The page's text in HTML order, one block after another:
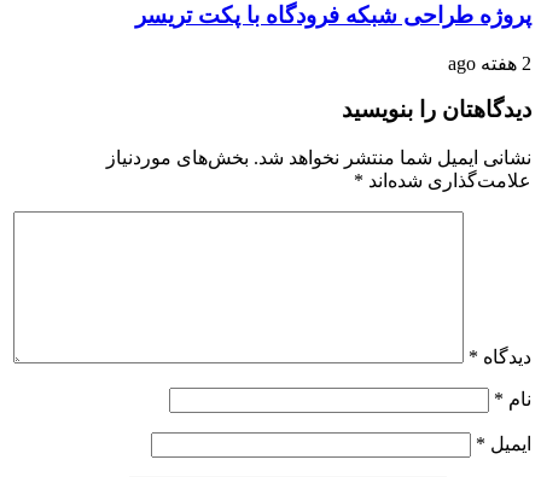
پروژه طراحی شبکه فرودگاه با پکت تریسر
2 هفته ago
دیدگاهتان را بنویسید
نشانی ایمیل شما منتشر نخواهد شد. بخش‌های موردنیاز
علامت‌گذاری شده‌اند *
دیدگاه *
نام *
ایمیل *